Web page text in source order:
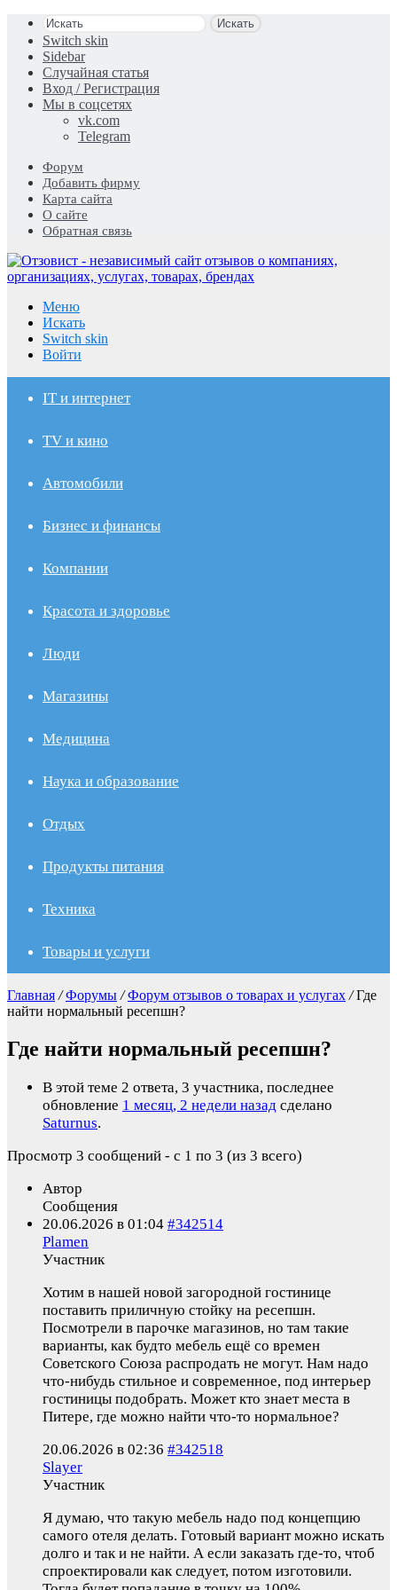
Искать
Switch skin
Sidebar
Случайная статья
Вход / Регистрация
Мы в соцсетях
vk.com
Telegram
Форум
Добавить фирму
Карта сайта
О сайте
Обратная связь
Меню
Искать
Switch skin
Войти
IT и интернет
TV и кино
Автомобили
Бизнес и финансы
Компании
Красота и здоровье
Люди
Магазины
Медицина
Наука и образование
Отдых
Продукты питания
Техника
Товары и услуги
Главная / Форумы / Форум отзывов о товарах и услугах / Где
найти нормальный ресепшн?
Где найти нормальный ресепшн?
В этой теме 2 ответа, 3 участника, последнее
обновление 1 месяц, 2 недели назад сделано
Saturnus.
Просмотр 3 сообщений - с 1 по 3 (из 3 всего)
Автор
Сообщения
20.06.2026 в 01:04 #342514
Plamen
Участник
Хотим в нашей новой загородной гостинице
поставить приличную стойку на ресепшн.
Посмотрели в парочке магазинов, но там такие
варианты, как будто мебель ещё со времен
Советского Союза распродать не могут. Нам надо
что-нибудь стильное и современное, под интерьер
гостиницы подобрать. Может кто знает места в
Питере, где можно найти что-то нормальное?
20.06.2026 в 02:36 #342518
Slayer
Участник
Я думаю, что такую мебель надо под концепцию
самого отеля делать. Готовый вариант можно искать
долго и так и не найти. А если заказать где-то, чтоб
спроектировали как следует, потом изготовили.